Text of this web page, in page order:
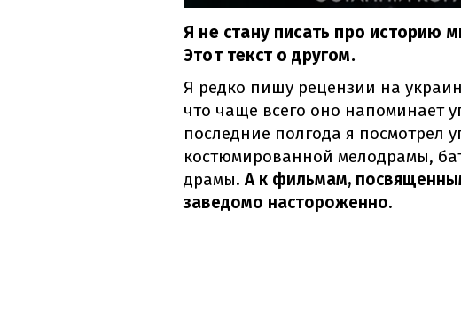
Я не стану писать про историю
Этот текст о другом.
Я редко пишу рецензии на
что чаще всего оно напоминает
последние полгода я посмотрел
костюмированной мелодрамы,
драмы. А к фильмам,
заведомо настороженно.